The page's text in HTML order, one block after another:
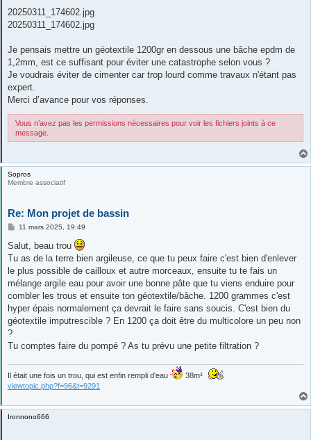
20250311_174602.jpg
20250311_174602.jpg
Je pensais mettre un géotextile 1200gr en dessous une bâche epdm de
1,2mm, est ce suffisant pour éviter une catastrophe selon vous ?
Je voudrais éviter de cimenter car trop lourd comme travaux n'étant pas
expert.
Merci d’avance pour vos réponses.
Vous n’avez pas les permissions nécessaires pour voir les fichiers joints à ce
message.
Sopros
Membre associatif
Re: Mon projet de bassin
M
s
s
a
g
e
11 mars 2025, 19:49
Salut, beau trou
Tu as de la terre bien argileuse, ce que tu peux faire c'est bien d'enlever
le plus possible de cailloux et autre morceaux, ensuite tu te fais un
mélange argile eau pour avoir une bonne pâte que tu viens enduire pour
combler les trous et ensuite ton géotextile/bâche. 1200 grammes c'est
hyper épais normalement ça devrait le faire sans soucis. C'est bien du
géotextile imputrescible ? En 1200 ça doit être du multicolore un peu non
?
Tu comptes faire du pompé ? As tu prévu une petite filtration ?
Il était une fois un trou, qui est enfin rempli d'eau
38m³
viewtopic.php?f=96&t=9291
Ironnono666